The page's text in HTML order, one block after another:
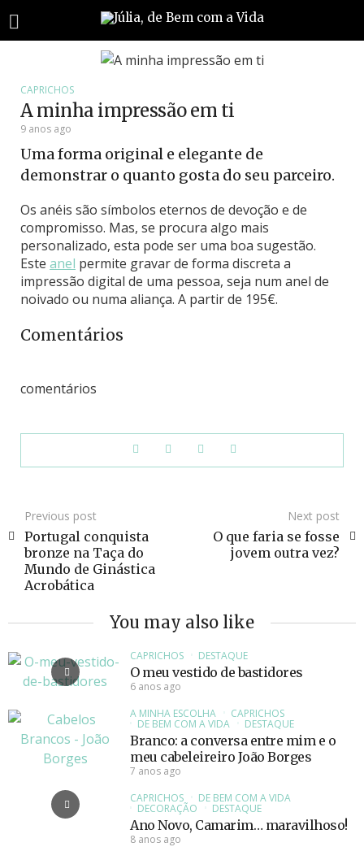
CAPRICHOS
A minha impressão em ti
9 anos ago
Uma forma original e elegante de
demonstrar o quanto gosta do seu parceiro.
Os anéis são símbolos eternos de devoção e de
compromisso. Mas, se procura algo mais
personalizado, esta pode ser uma boa sugestão.
Este anel permite gravar de forma discreta a
impressão digital de uma pessoa, seja num anel de
noivado ou numa aliança. A partir de 195€.
Comentários
comentários
Previous post
Portugal conquista
bronze na Taça do
Mundo de Ginástica
Acrobática
Next post
O que faria se fosse
jovem outra vez?
You may also like
CAPRICHOS DESTAQUE
O meu vestido de bastidores
6 anos ago
A MINHA ESCOLHA
CAPRICHOS
DE BEM COM A VIDA DESTAQUE
Branco: a conversa entre mim e o
meu cabeleireiro João Borges
7 anos ago
CAPRICHOS
DE BEM COM A VIDA
DECORAÇÃO DESTAQUE
Ano Novo, Camarim… maravilhoso!
8 anos ago